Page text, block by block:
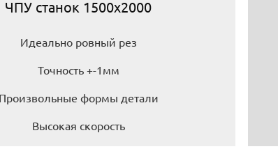
ЧПУ станок 1500х2000
Идеально ровный рез
Точность +-1мм
формы детали
Высокая скорость